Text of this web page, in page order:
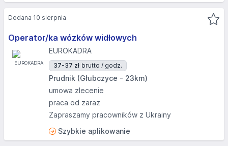
Operator/ka wózków widłowych
EUROKADRA
37-37 zł brutto / godz.
Prudnik (Głubczyce - 23km)
umowa zlecenie
praca od zaraz
Zapraszamy pracowników z Ukrainy
Szybkie aplikowanie
Dodana 10 sierpnia